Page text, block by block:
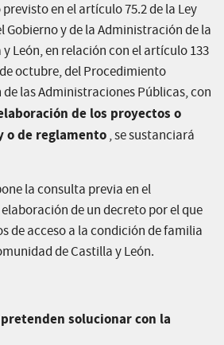
en el artículo 75.2 de la Ley
Gobierno y de la Administración de la
León, en relación con el artículo 133
octubre, del Procedimiento
las Administraciones Públicas, con
de los proyectos o
o de reglamento, se sustanciará
la consulta previa en el
de un decreto por el que
de acceso a la condición de familia
de Castilla y León.
solucionar con la